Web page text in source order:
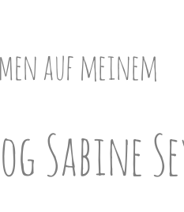
auf meinem
Sabine